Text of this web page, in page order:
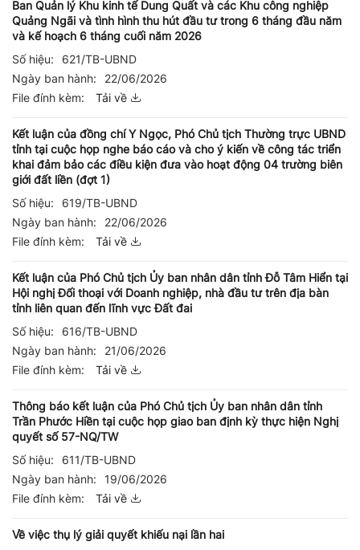
Ban Quản lý Khu kinh tế Dung Quất và các Khu công nghiệp
Quảng Ngãi và tình hình thu hút đầu tư trong 6 tháng đầu năm
và kế hoạch 6 tháng cuối năm 2026
Số hiệu:
621/TB-UBND
Ngày ban hành:
22/06/2026
File đính kèm:
Tải về
Kết luận của đồng chí Y Ngọc, Phó Chủ tịch Thường trực UBND
tỉnh tại cuộc họp nghe báo cáo và cho ý kiến về công tác triển
khai đảm bảo các điều kiện đưa vào hoạt động 04 trường biên
giới đất liền (đợt 1)
Số hiệu:
619/TB-UBND
Ngày ban hành:
22/06/2026
File đính kèm:
Tải về
Kết luận của Phó Chủ tịch Ủy ban nhân dân tỉnh Đỗ Tâm Hiển tại
Hội nghị Đối thoại với Doanh nghiệp, nhà đầu tư trên địa bàn
tỉnh liên quan đến lĩnh vực Đất đai
Số hiệu:
616/TB-UBND
Ngày ban hành:
21/06/2026
File đính kèm:
Tải về
Thông báo kết luận của Phó Chủ tịch Ủy ban nhân dân tỉnh
Trần Phước Hiền tại cuộc họp giao ban định kỳ thực hiện Nghị
quyết số 57-NQ/TW
Số hiệu:
611/TB-UBND
Ngày ban hành:
19/06/2026
File đính kèm:
Tải về
Về việc thụ lý giải quyết khiếu nại lần hai